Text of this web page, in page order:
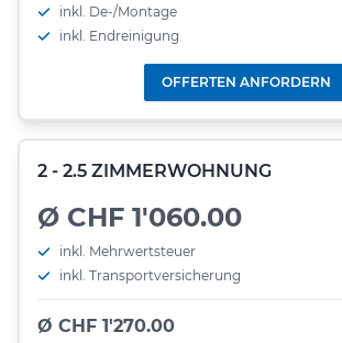
inkl. De-/Montage
inkl. Endreinigung
OFFERTEN ANFORDERN
2 - 2.5 ZIMMERWOHNUNG
Ø CHF 1'060.00
inkl. Mehrwertsteuer
inkl. Transportversicherung
Ø CHF 1'270.00